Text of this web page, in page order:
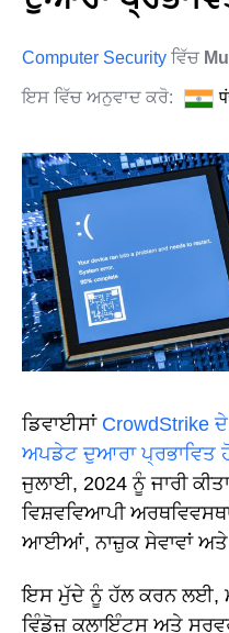
Computer Security ਵਿੱਚ
ਇਸ ਵਿੱਚ ਅਨੁਵਾਦ ਕਰੋ:
ਡਿਵਾਈਸਾਂ CrowdStrike
ਅਪਡੇਟ ਦੁਆਰਾ
ਜੁਲਾਈ, 2024 ਨੂੰ ਜਾਰੀ
ਵਿਸ਼ਵਵਿਆਪੀ
ਆਈਆਂ, ਨਾਜ਼ੁਕ ਸੇਵਾਵਾਂ ਅਤੇ
ਇਸ ਮੁੱਦੇ ਨੂੰ ਹੱਲ ਕਰਨ ਲਈ,
ਵਿੰਡੋਜ਼ ਕਲਾਇੰਟਸ ਅਤੇ